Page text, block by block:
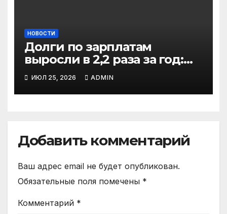
НОВОСТИ
Долги по зарплатам
выросли в 2,2 раза за год:
кто в зоне риска
ИЮЛ 25, 2026 ADMIN
Добавить комментарий
Ваш адрес email не будет опубликован.
Обязательные поля помечены *
Комментарий *